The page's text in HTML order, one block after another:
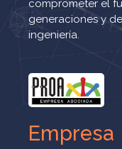
comprometer el
generaciones y
ingeniería.
Empresa